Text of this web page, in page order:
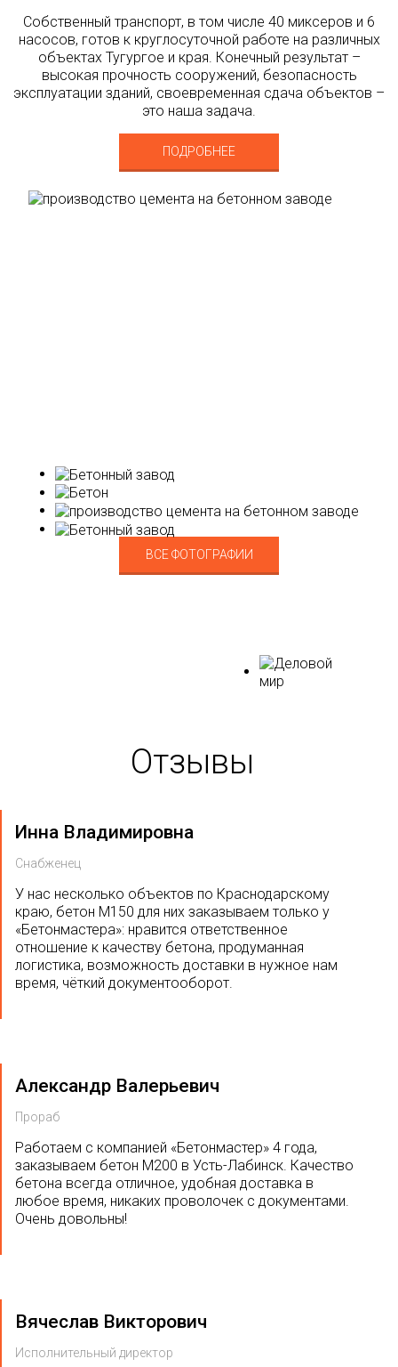
Собственный транспорт, в том числе 40 миксеров и 6
насосов, готов к круглосуточной работе на различных
объектах Тугургое и края. Конечный результат –
высокая прочность сооружений, безопасность
эксплуатации зданий, своевременная сдача объектов –
это наша задача.
ПОДРОБНЕЕ
ВСЕ ФОТОГРАФИИ
Отзывы
Инна Владимировна
Снабженец
У нас несколько объектов по Краснодарскому
краю, бетон М150 для них заказываем только у
«Бетонмастера»: нравится ответственное
отношение к качеству бетона, продуманная
логистика, возможность доставки в нужное нам
время, чёткий документооборот.
Александр Валерьевич
Прораб
Работаем с компанией «Бетонмастер» 4 года,
заказываем бетон М200 в Усть-Лабинск. Качество
бетона всегда отличное, удобная доставка в
любое время, никаких проволочек с документами.
Очень довольны!
Вячеслав Викторович
Исполнительный директор